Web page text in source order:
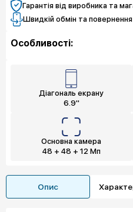
Гарантія від виробника та
Швидкій обмін та
Особливості:
Діагональ екрану
6.9"
Основна камера
48 + 48 + 12 Мп
Опис